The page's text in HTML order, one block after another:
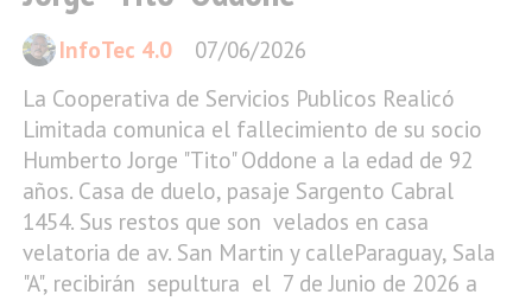
La Cooperativa de Servicios Publicos Realicó
Limitada comunica el fallecimiento de su socio
Humberto Jorge "Tito" Oddone a la edad de 92
años. Casa de duelo, pasaje Sargento Cabral
1454. Sus restos que son velados en casa
velatoria de av. San Martin y calleParaguay, Sala
"A", recibirán sepultura el 7 de Junio de 2026 a
07/06/2026
InfoTec 4.0